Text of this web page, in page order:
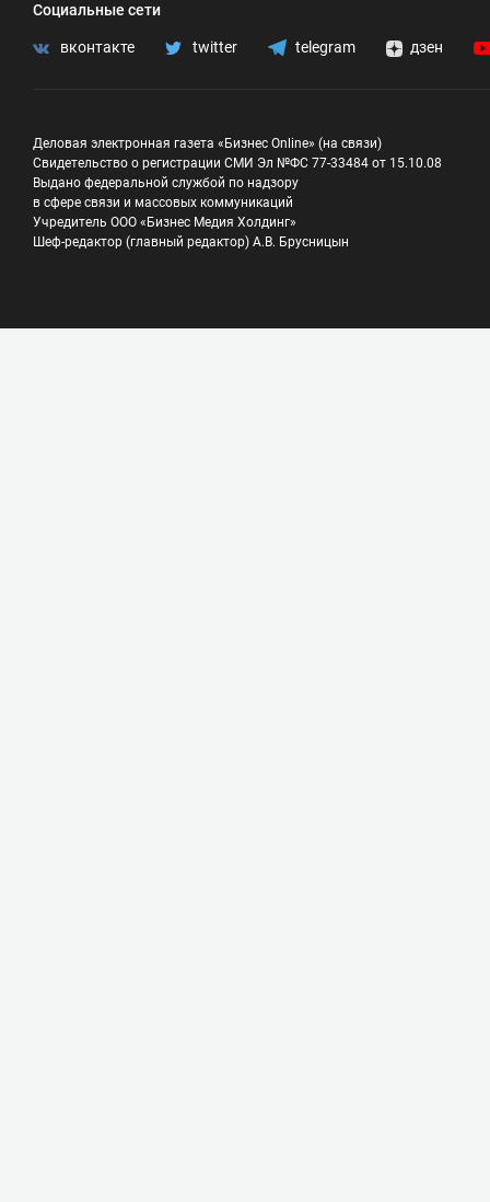
Социальные сети
вконтакте twitter telegram дзен
Деловая электронная газета «Бизнес Online» (на связи)
Свидетельство о регистрации СМИ Эл №ФС 77-33484 от 15.10.08
Выдано федеральной службой по надзору
в сфере связи и массовых коммуникаций
Учредитель ООО «Бизнес Медия Холдинг»
Шеф-редактор (главный редактор) А.В. Брусницын